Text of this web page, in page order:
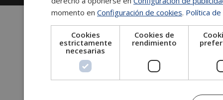
momento en Configuración de cookies. Política
Cookies
estrictamente
necesarias
Cookies de
rendimiento